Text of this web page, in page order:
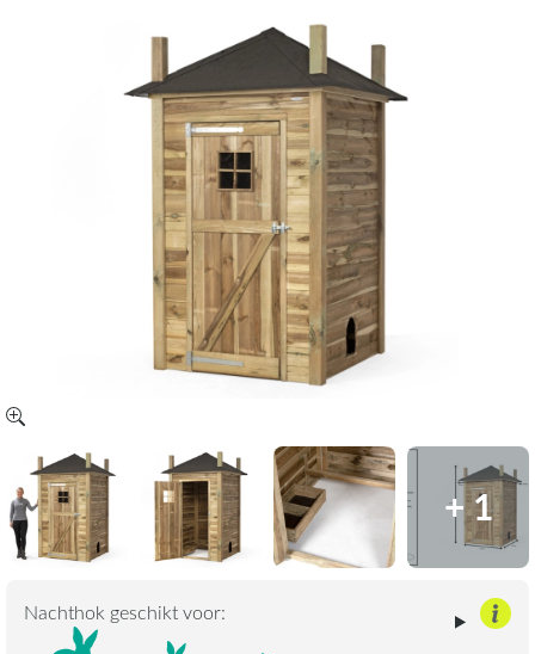
+ 1
Nachthok geschikt voor: